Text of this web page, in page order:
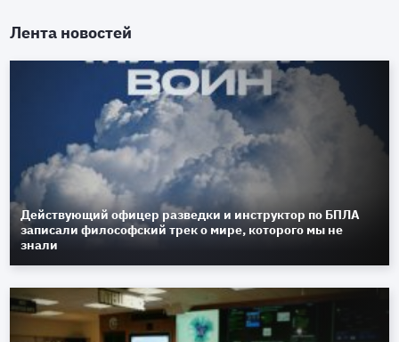
Лента новостей
Действующий офицер разведки и инструктор по БПЛА
записали философский трек о мире, которого мы не
знали